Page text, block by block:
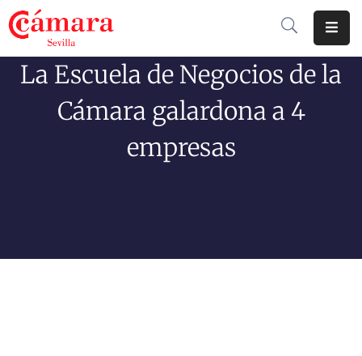
Cámara
Comercio
La Escuela de Negocios de la
Cámara galardona a 4
empresas